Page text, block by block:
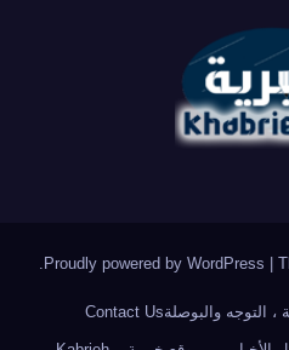
Proudly powered by WordPress
.
، التوجه والبوصلةContact Us